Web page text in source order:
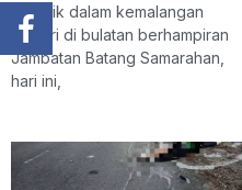
terbalik dalam kemalangan
sendiri di bulatan berhampiran
Jambatan Batang Samarahan,
hari ini,